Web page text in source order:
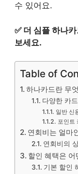
수 있어요.
✅ 더 심플 하나
보세요.
Table of
하나카드란 무
다양한 카
일반 신
포인트
연회비는 얼마
연회비의
할인 혜택은
기본 할인